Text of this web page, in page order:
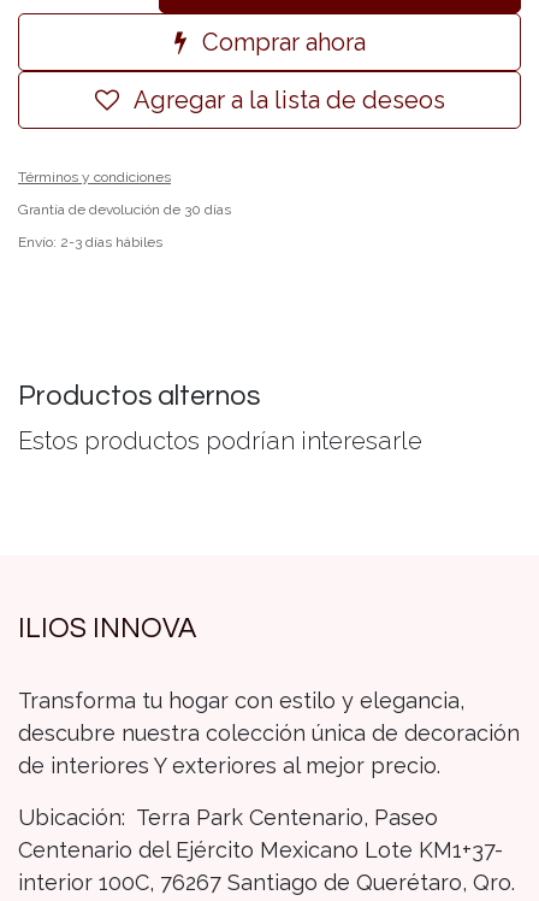
Comprar ahora
Agregar a la lista de deseos
Términos y condiciones
Grantía de devolución de 30 días
Envío: 2-3 días hábiles
Productos alternos
Estos productos podrían interesarle
ILIOS INNOVA
Transforma tu hogar con estilo y elegancia,
descubre nuestra colección única de decoración
de interiores Y exteriores al mejor precio.
Ubicación: Terra Park Centenario, Paseo
Centenario del Ejército Mexicano Lote KM1+37-
interior 100C, 76267 Santiago de Querétaro, Qro.